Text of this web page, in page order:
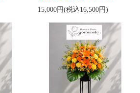
15,000円(税込16,500円)